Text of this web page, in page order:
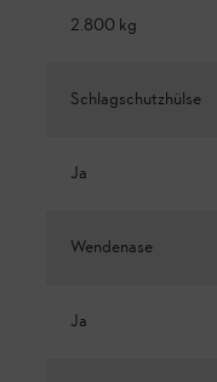
2.800 kg
Schlagschutzhülse
Ja
Wendenase
Ja